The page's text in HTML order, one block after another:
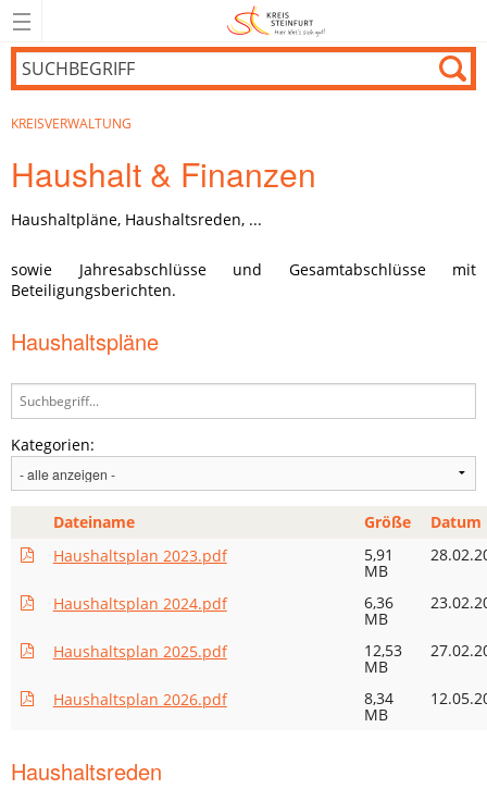
KREISVERWALTUNG
Haushalt & Finanzen
Haushaltpläne, Haushaltsreden, ...
sowie Jahresabschlüsse und Gesamtabschlüsse mit
Beteiligungsberichten.
Haushaltspläne
Kategorien:
Dateiname Größe
Datum
Haushaltsplan 2023.pdf
5,91
MB
Haushaltsplan 2024.pdf 6,36
MB
Haushaltsplan 2025.pdf 12,53
MB
Haushaltsplan 2026.pdf 8,34
MB
Haushaltsreden